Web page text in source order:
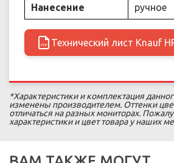
Нанесение ручное
PDF Технический лист Knauf
*Характеристики и комплектация
изменены производителем. Оттенки
отличаться на разных мониторах.
характеристики и цвет товара у наших